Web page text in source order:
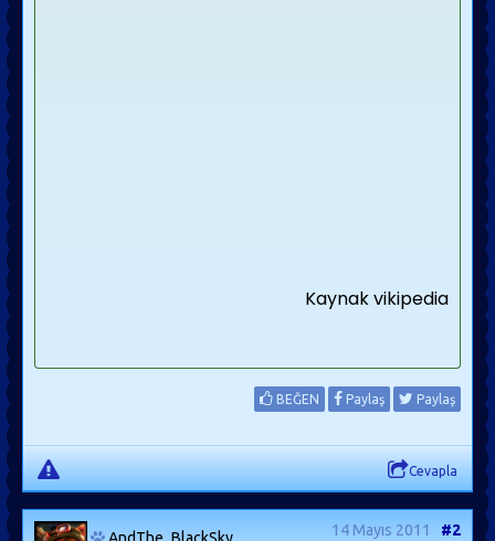
Kaynak vikipedia
BEĞEN Paylaş Paylaş
Cevapla
14 Mayıs 2011 #2